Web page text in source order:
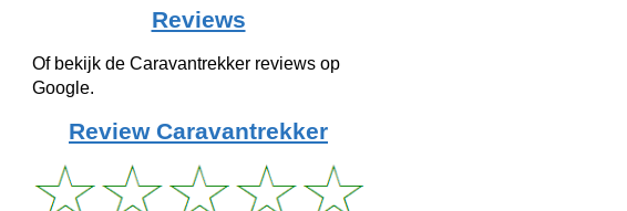
Reviews
Of bekijk de Caravantrekker reviews op
Google.
Review Caravantrekker